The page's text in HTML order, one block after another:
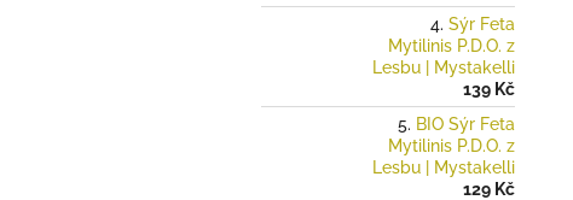
Sýr Feta
Mytilinis P.D.O. z
Lesbu | Mystakelli
139 Kč
BIO Sýr Feta
Mytilinis P.D.O. z
Lesbu | Mystakelli
129 Kč